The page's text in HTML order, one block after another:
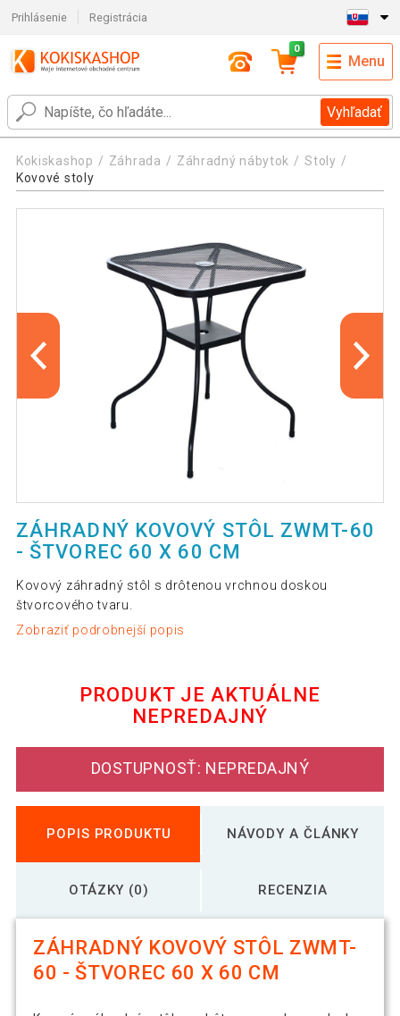
Prihlásenie Registrácia
Vyhľadať
0
Menu
Kokiskashop Záhrada Záhradný nábytok
Stoly
Kovové stoly
ZÁHRADNÝ KOVOVÝ STÔL ZWMT-60
- ŠTVOREC 60 X 60 CM
Kovový záhradný stôl s drôtenou vrchnou doskou
štvorcového tvaru.
Zobraziť podrobnejší popis
PRODUKT JE AKTUÁLNE
NEPREDAJNÝ
DOSTUPNOSŤ: NEPREDAJNÝ
POPIS PRODUKTU NÁVODY A ČLÁNKY
OTÁZKY (0) RECENZIA
ZÁHRADNÝ KOVOVÝ STÔL ZWMT-
60 - ŠTVOREC 60 X 60 CM